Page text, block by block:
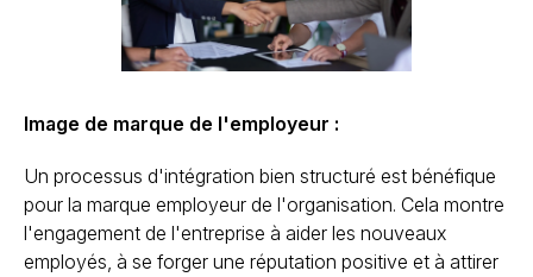
Image de marque de l'employeur :
Un processus d'intégration bien structuré est bénéfique
pour la marque employeur de l'organisation. Cela montre
l'engagement de l'entreprise à aider les nouveaux
employés, à se forger une réputation positive et à attirer